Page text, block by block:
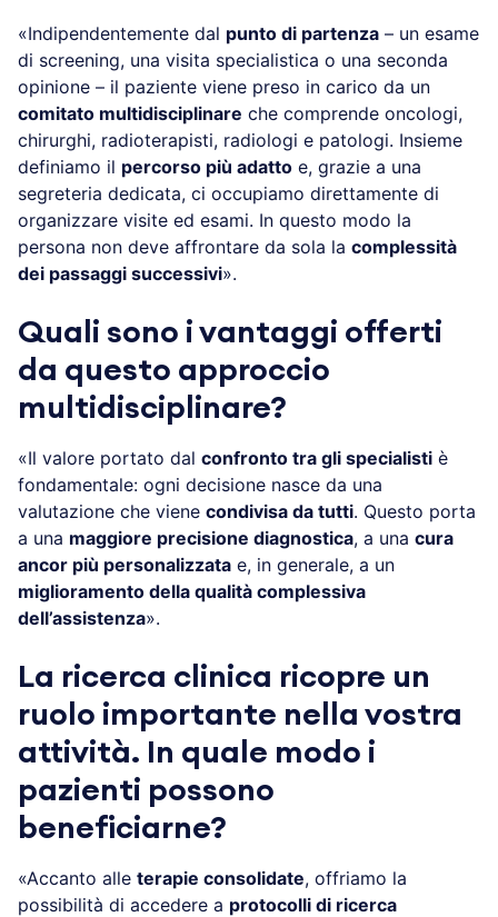
«Indipendentemente dal punto di partenza – un esame
di screening, una visita specialistica o una seconda
opinione – il paziente viene preso in carico da un
comitato multidisciplinare che comprende oncologi,
chirurghi, radioterapisti, radiologi e patologi. Insieme
definiamo il percorso più adatto e, grazie a una
segreteria dedicata, ci occupiamo direttamente di
organizzare visite ed esami. In questo modo la
persona non deve affrontare da sola la complessità
dei passaggi successivi».
Quali sono i vantaggi offerti
da questo approccio
multidisciplinare?
«Il valore portato dal confronto tra gli specialisti è
fondamentale: ogni decisione nasce da una
valutazione che viene condivisa da tutti. Questo porta
a una maggiore precisione diagnostica, a una cura
ancor più personalizzata e, in generale, a un
miglioramento della qualità complessiva
dell’assistenza».
La ricerca clinica ricopre un
ruolo importante nella vostra
attività. In quale modo i
pazienti possono
beneficiarne?
«Accanto alle terapie consolidate, offriamo la
possibilità di accedere a protocolli di ricerca